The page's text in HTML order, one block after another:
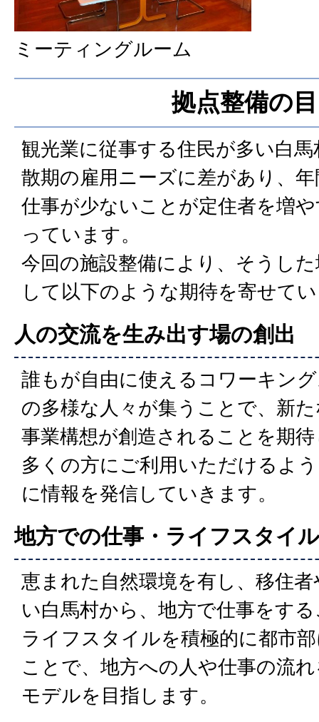
ミーティングルーム
拠点整備の
観光業に従事する住民が多い白
散期の雇用ニーズに差があり、
仕事が少ないことが定住者を増
っています。
今回の施設整備により、そうし
して以下のような期待を寄せて
人の交流を生み出す場の創出
誰もが自由に使えるコワーキン
の多様な人々が集うことで、新
事業構想が創造されることを期
多くの方にご利用いただけるよ
に情報を発信していきます。
地方での仕事・ライフスタイ
恵まれた自然環境を有し、移住
い白馬村から、地方で仕事をす
ライフスタイルを積極的に都市
ことで、地方への人や仕事の流
モデルを目指します。